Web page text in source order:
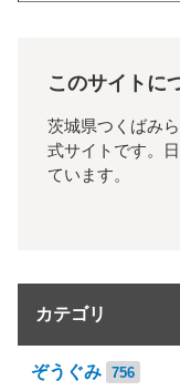
このサイトに
茨城県つくばみ
式サイトです。
ています。
カテゴリ
ぞうぐみ 756